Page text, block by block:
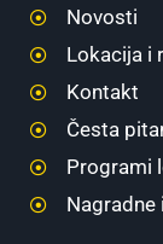
Novosti
Lokacija i
Kontakt
Česta
Programi
Nagradne